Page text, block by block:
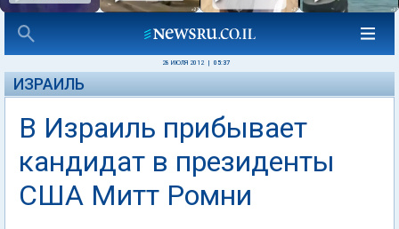
28 ИЮЛЯ 2012 05:37
ИЗРАИЛЬ
В Израиль прибывает
кандидат в президенты
США Митт Ромни